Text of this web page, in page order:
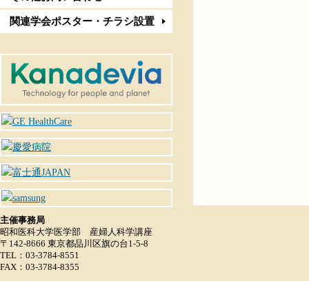
関連学会ポスター・チラシ設置
主催事務局
昭和医科大学医学部 産婦人科学講座
〒142-8666 東京都品川区旗の台1-5-8
TEL：03-3784-8551
FAX：03-3784-8355